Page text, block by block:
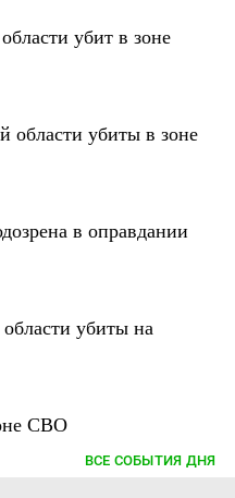
убит в зоне
области убиты в зоне
в оправдании
убиты на
СВО
ВСЕ СОБЫТИЯ ДНЯ